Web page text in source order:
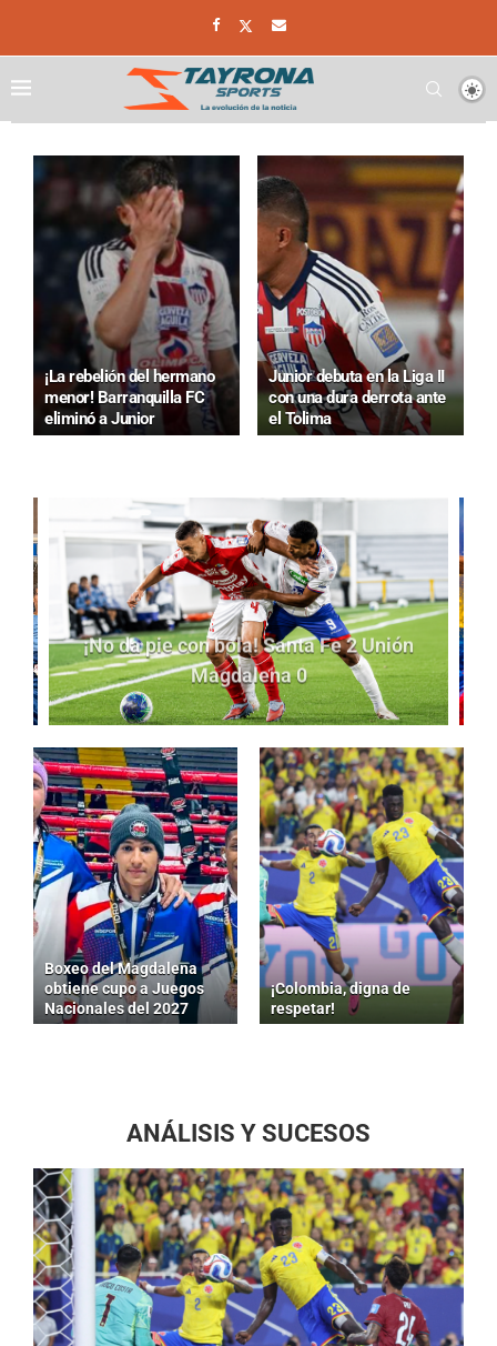
¡La rebelión del hermano
menor! Barranquilla FC
eliminó a Junior
Junior debuta en la Liga II
con una dura derrota ante
el Tolima
¡No da pie con bola! Santa Fe 2 Unión
Magdalena 0
Boxeo del Magdalena
obtiene cupo a Juegos
Nacionales del 2027
¡Colombia, digna de
respetar!
ANÁLISIS Y SUCESOS